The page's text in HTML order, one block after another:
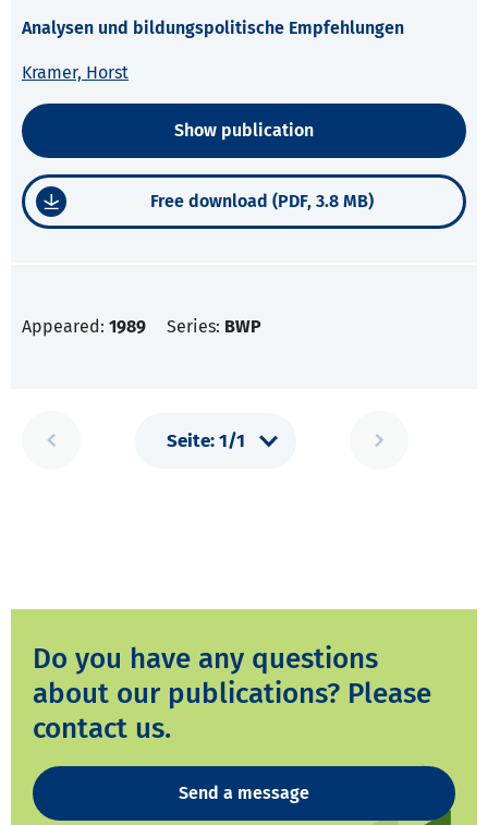
Analysen und bildungspolitische Empfehlungen
Kramer, Horst
Show publication
Free download (PDF, 3.8 MB)
Appeared: 1989 Series: BWP
Do you have any questions
about our publications? Please
contact us.
Send a message